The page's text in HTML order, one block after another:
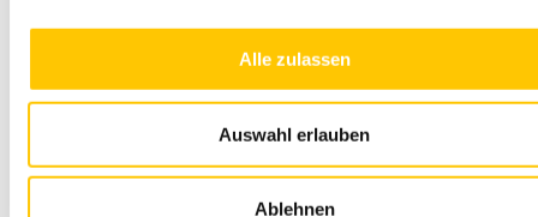
Alle zulassen
Auswahl erlauben
Ablehnen
Wird häufig
Leichtigkeit, Sonne